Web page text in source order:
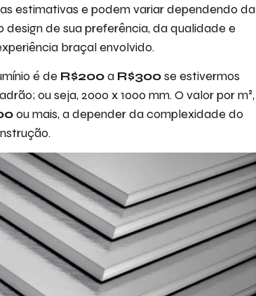
estimativas e podem variar dependendo da
de sua preferência, da qualidade e
braçal envolvido.
é de R$200a R$300se estivermos
ou seja, 2000 x 1000 mm. O valor por m²,
ou mais, a depender da complexidade do